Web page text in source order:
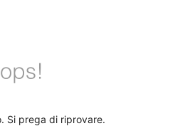
Si prega di riprovare.